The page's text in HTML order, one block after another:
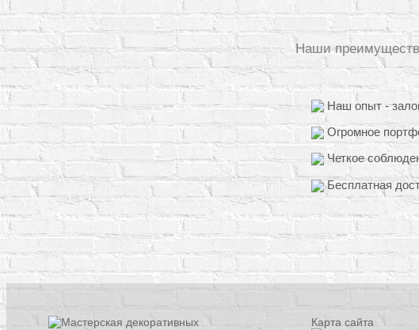
Наши
Наш опыт -
Огромное
Четкое
Бесплатная
Карта сайта